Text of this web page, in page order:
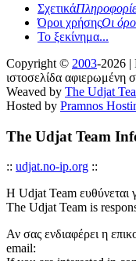
Σχετικά
Όροι χρήσηςΟι
Το ξεκίνημα...
Copyright © 2003-2026 |
ιστοσελίδα αφιερωμένη
Weaved by The Udjat
Hosted by Pramnos
The Udjat Team
:: udjat.no-ip.org ::
Η Udjat Team ευθύνεται
The Udjat Team is
Αν σας ενδιαφέρει η
email: